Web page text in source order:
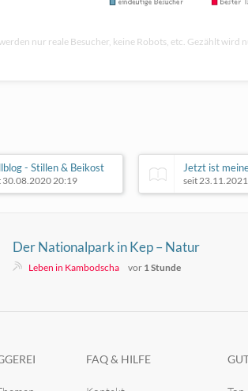
nur reale Besucher, keine Robots, etc. Gezählt wird
- Stillen & Beikost
30.08.2020 20:19
Jetzt ist
seit
Der Nationalpark in Kep – Natur
purLeben in Kambodscha vor 1 Stunde
FAQ & HILFE